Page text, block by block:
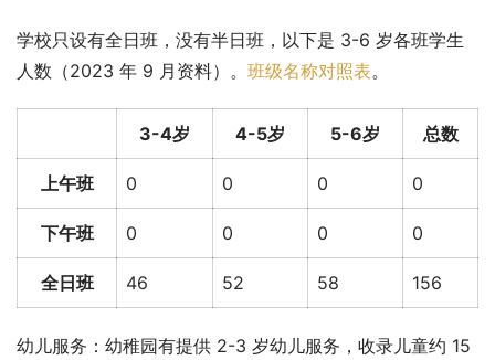
学校只设有全日班，没有半日班，以下是 3-6 岁各班学生
人数（2023 年 9 月资料）。 班级名称对照表。
3-4岁 4-5岁 5-6岁 总数
上午班 0 0 0 0
下午班 0 0 0 0
全日班 46 52 58 156
幼儿服务：幼稚园有提供 2-3 岁幼儿服务，收录儿童约 15